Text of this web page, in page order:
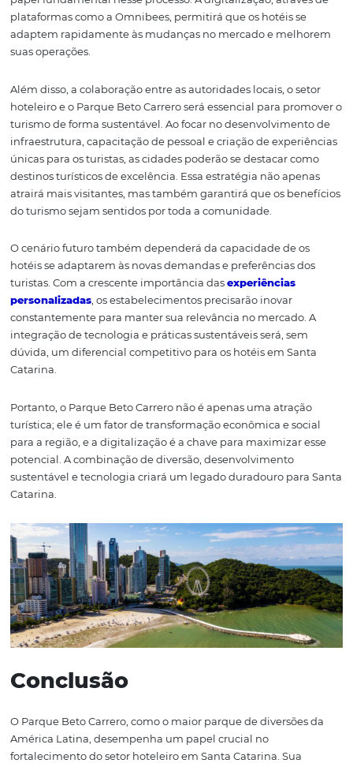
valorização da cultura e tradições regionais ajudam a
ambiente mais harmonioso e acolhedor para os
forma, o Parque Beto Carrero e o setor hoteleiro de
o turismo pode ser uma força positiva para o
sustentável.
O Futuro do Setor
Hoteleiro em Santa
Catarina
Com o crescimento contínuo do Parque Beto Carrero
aumento da demanda por hospedagem, o futuro do
hoteleiro em Santa Catarina parece promissor. As
redor do parque estão se preparando para atender a um
número maior de visitantes, e a tecnologia
plataformas como a Omnibees, permitirá que os hotéis
suas operações.